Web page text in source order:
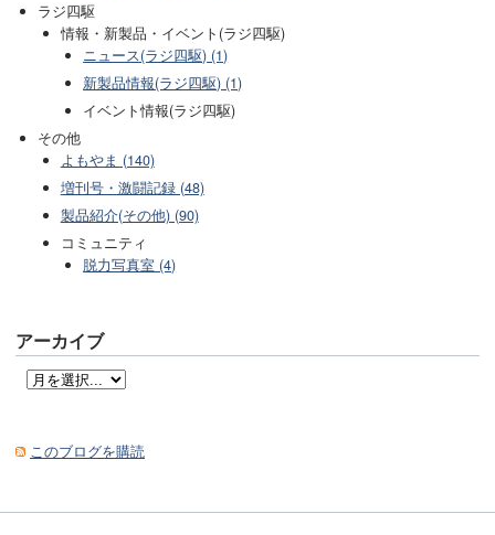
ラジ四駆
情報・新製品・イベント(ラジ四駆)
ニュース(ラジ四駆) (1)
新製品情報(ラジ四駆) (1)
イベント情報(ラジ四駆)
その他
よもやま (140)
増刊号・激闘記録 (48)
製品紹介(その他) (90)
コミュニティ
脱力写真室 (4)
アーカイブ
このブログを購読